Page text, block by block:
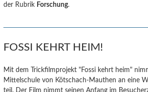
der Rubrik Forschung.
FOSSI KEHRT HEIM!
Mit dem Trickfilmprojekt "Fossi kehrt heim"
Mittelschule von Kötschach-Mauthen an eine
teil. Der Film nimmt seinen Anfang im